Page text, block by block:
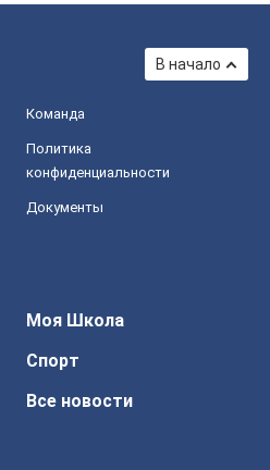
В начало
Команда
Политика
конфиденциальности
Документы
Моя Школа
Спорт
Все новости